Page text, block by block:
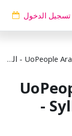
تسجيل الدخول
UoPeople Arabic Online Syllabus Repository - المناهج العربية
Syllabus Repository -